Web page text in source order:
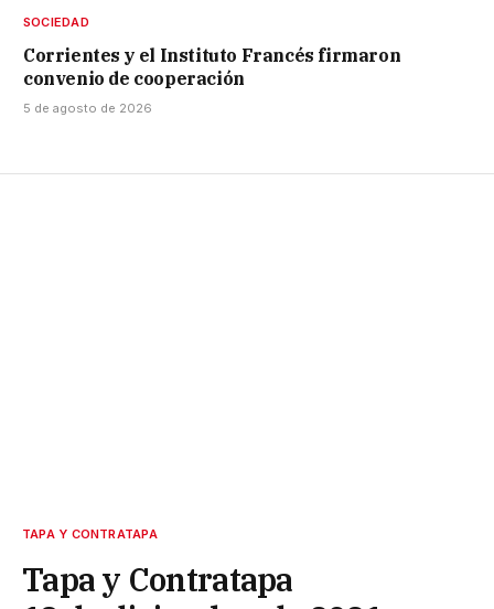
SOCIEDAD
Corrientes y el Instituto Francés firmaron
convenio de cooperación
5 de agosto de 2026
TAPA Y CONTRATAPA
Tapa y Contratapa